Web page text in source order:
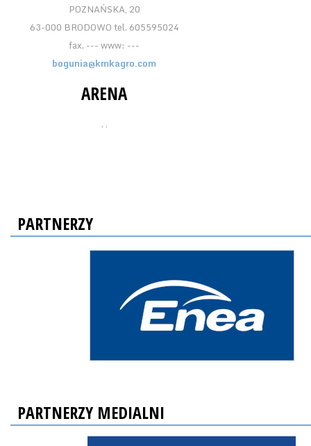
POZNAŃSKA, 20
63-000 BRODOWO tel. 605595024
fax. --- www: ---
bogunia@kmkagro.com
ARENA
, ,
PARTNERZY
PARTNERZY MEDIALNI